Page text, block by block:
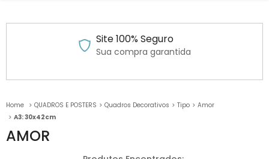
Site 100% Seguro
Sua compra garantida
QUADROS E POSTERS Quadros Decorativos Tipo
Amor
A3: 30x42cm
AMOR